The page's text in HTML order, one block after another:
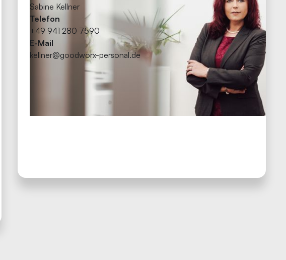
Sabine Kellner
Telefon
+49 941 280 7590
E-Mail
kellner@goodworx-personal.de